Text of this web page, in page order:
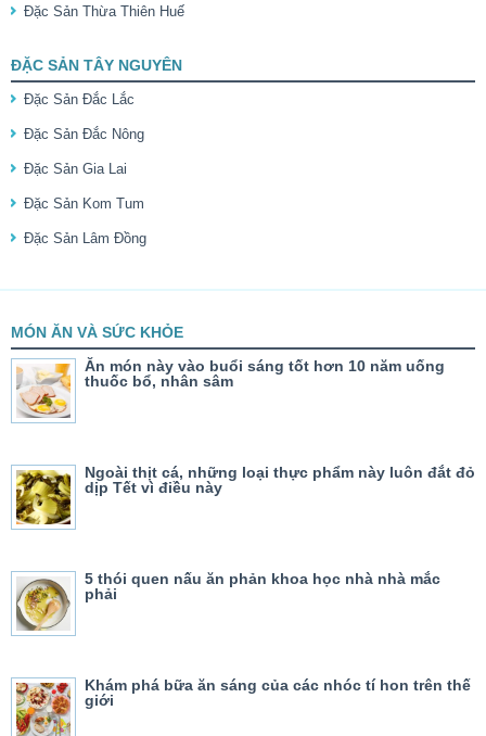
Đặc Sản Thừa Thiên Huế
ĐẶC SẢN TÂY NGUYÊN
Đặc Sản Đắc Lắc
Đặc Sản Đắc Nông
Đặc Sản Gia Lai
Đặc Sản Kom Tum
Đặc Sản Lâm Đồng
MÓN ĂN VÀ SỨC KHỎE
Ăn món này vào buổi sáng tốt hơn 10 năm uống
thuốc bổ, nhân sâm
Ngoài thịt cá, những loại thực phẩm này luôn đắt đỏ
dịp Tết vì điều này
5 thói quen nấu ăn phản khoa học nhà nhà mắc
phải
Khám phá bữa ăn sáng của các nhóc tí hon trên thế
giới